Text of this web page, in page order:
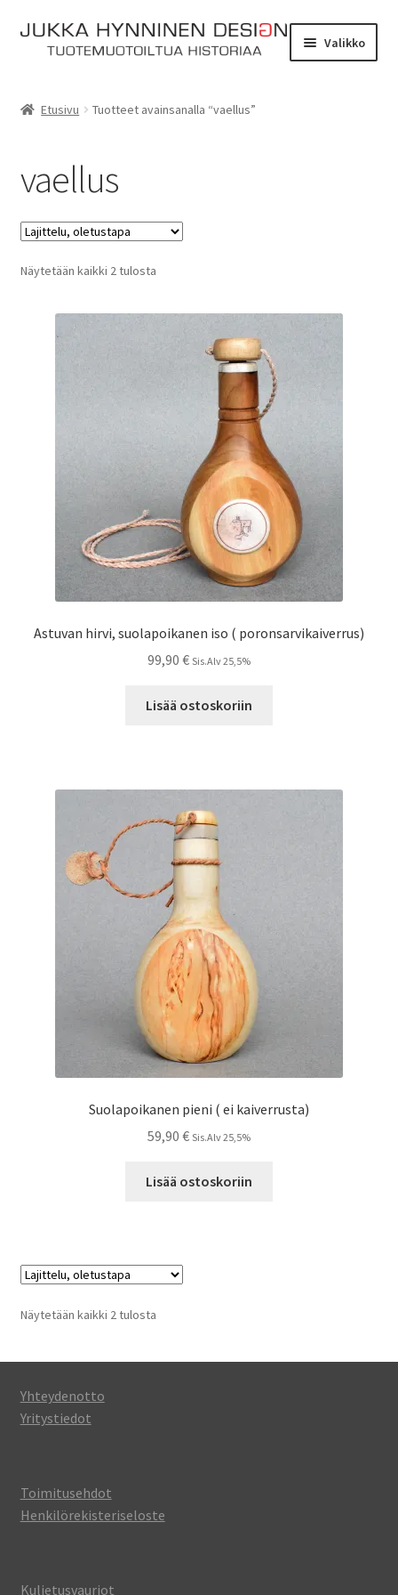
Siirry
navigointiin
Siirry
sisältöön
Valikko
Yhteydenotto
Myymälä
Verkkokauppa
Kassa
Etusivu Tuotteet avainsanalla “vaellus”
vaellus
Näytetään kaikki 2 tulosta
Astuvan hirvi, suolapoikanen iso ( poronsarvikaiverrus)
99,90 € Sis.Alv 25,5%
Lisää ostoskoriin
Suolapoikanen pieni ( ei kaiverrusta)
59,90 € Sis.Alv 25,5%
Lisää ostoskoriin
Näytetään kaikki 2 tulosta
Yhteydenotto
Yritystiedot
Toimitusehdot
Henkilörekisteriseloste
Kuljetusvauriot